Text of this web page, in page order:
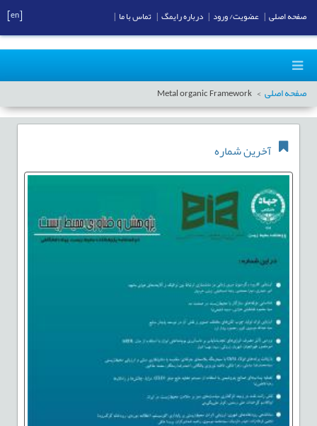
صفحه اصلی Metal organic Framework
آخرین شماره
صفحه اصلی عضویت/ ورود درباره رایمگ تماس با ما